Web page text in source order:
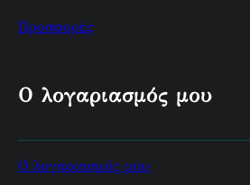
Προσφορές
Ο λογαριασμός μου
Ο λογαριασμός μου